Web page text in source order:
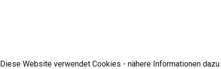
Diese Website verwendet Cookies - nähere Informationen